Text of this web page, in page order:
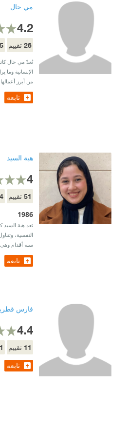
مي حال
4.2
26 تقييم
تُعدّ مي حال
الإنسانية وما
من أبرز
تابعه
هبة السيد
4
51 تقييم
1986
تعد هبة السيد
النفسية،
ستة أقدام
تابعه
فارس
4.4
11 تقييم
تابعه